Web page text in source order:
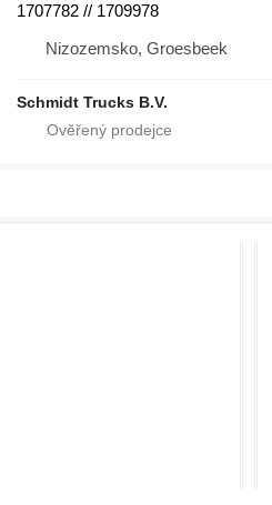
1707782 // 1709978
Nizozemsko, Groesbeek
Schmidt Trucks B.V.